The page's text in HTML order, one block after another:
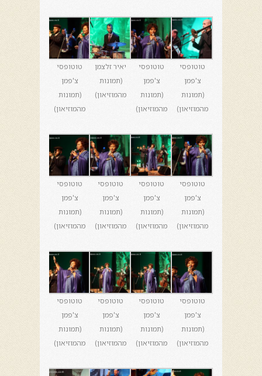
טוטופסי
צ'פמן
(תמונות
מהמוזיאון)
טוטופסי
צ'פמן
(תמונות
מהמוזיאון)
יאיר זלצמן
(תמונות
מהמוזיאון)
טוטופסי
צ'פמן
(תמונות
מהמוזיאון)
טוטופסי
צ'פמן
(תמונות
מהמוזיאון)
טוטופסי
צ'פמן
(תמונות
מהמוזיאון)
טוטופסי
צ'פמן
(תמונות
מהמוזיאון)
טוטופסי
צ'פמן
(תמונות
מהמוזיאון)
טוטופסי
צ'פמן
(תמונות
מהמוזיאון)
טוטופסי
צ'פמן
(תמונות
מהמוזיאון)
טוטופסי
צ'פמן
(תמונות
מהמוזיאון)
טוטופסי
צ'פמן
(תמונות
מהמוזיאון)